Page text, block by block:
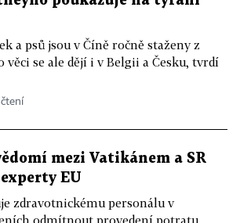
a psů jsou v Číně ročně staženy z
věci se ale dějí i v Belgii a Česku, tvrdí
mezi Vatikánem a SR
EU
zdravotnickému personálu v
odmítnout provedení potratu